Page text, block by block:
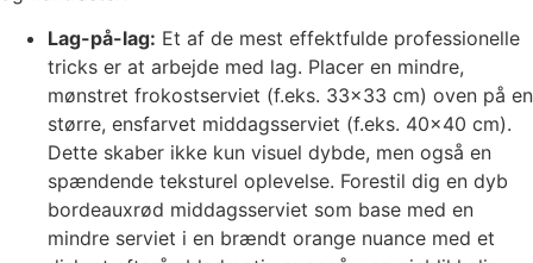
Lag-på-lag: Et af de mest effektfulde professionelle
tricks er at arbejde med lag. Placer en mindre,
mønstret frokostserviet (f.eks. 33×33 cm) oven på en
større, ensfarvet middagsserviet (f.eks. 40×40 cm).
Dette skaber ikke kun visuel dybde, men også en
spændende teksturel oplevelse. Forestil dig en dyb
bordeauxrød middagsserviet som base med en
mindre serviet i en brændt orange nuance med et